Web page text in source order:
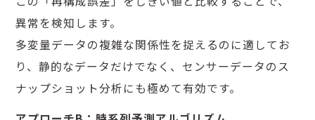
異常を検知します。
多変量データの複雑な関係性を捉えるのに適してお
り、静的なデータだけでなく、センサーデータのス
ナップショット分析にも極めて有効です。